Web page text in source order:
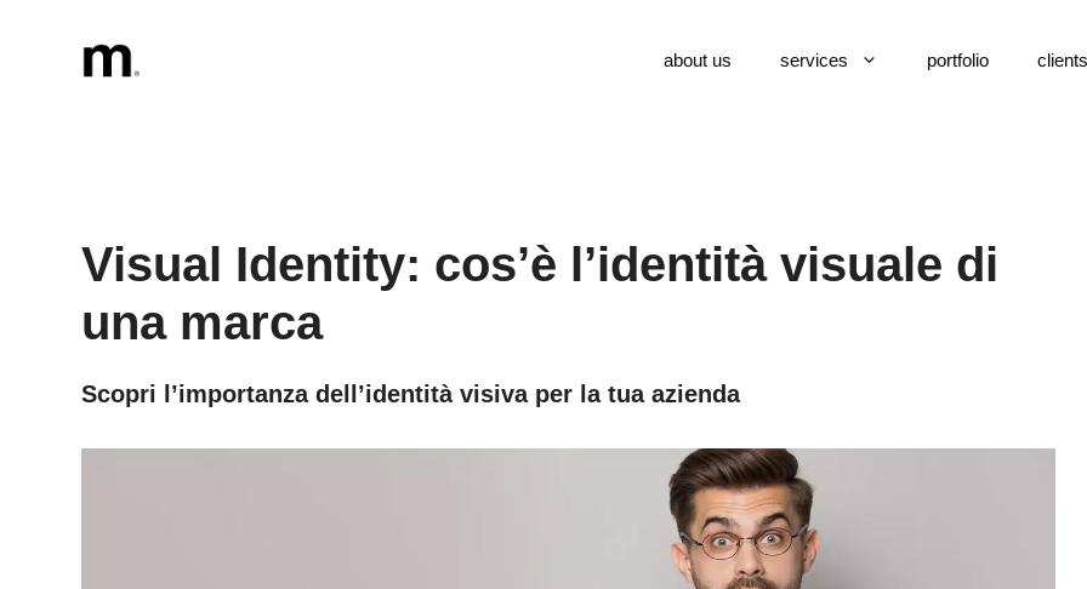
contenuto
about us services portfolio clients
Visual Identity: cos’è l’identità visuale di
una marca
Scopri l’importanza dell’identità visiva per la tua azienda